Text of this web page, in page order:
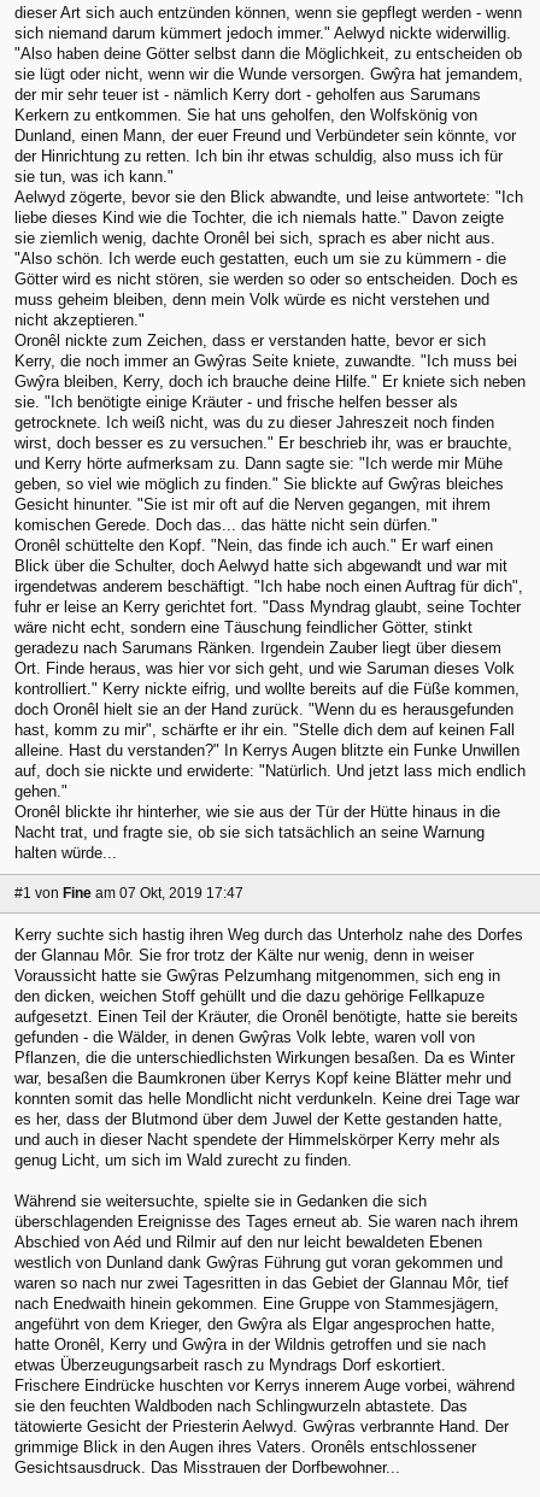
dieser Art sich auch entzünden können, wenn sie gepflegt werden - wenn
sich niemand darum kümmert jedoch immer." Aelwyd nickte widerwillig.
"Also haben deine Götter selbst dann die Möglichkeit, zu entscheiden ob
sie lügt oder nicht, wenn wir die Wunde versorgen. Gwŷra hat jemandem,
der mir sehr teuer ist - nämlich Kerry dort - geholfen aus Sarumans
Kerkern zu entkommen. Sie hat uns geholfen, den Wolfskönig von
Dunland, einen Mann, der euer Freund und Verbündeter sein könnte, vor
der Hinrichtung zu retten. Ich bin ihr etwas schuldig, also muss ich für
sie tun, was ich kann."
Aelwyd zögerte, bevor sie den Blick abwandte, und leise antwortete: "Ich
liebe dieses Kind wie die Tochter, die ich niemals hatte." Davon zeigte
sie ziemlich wenig, dachte Oronêl bei sich, sprach es aber nicht aus.
"Also schön. Ich werde euch gestatten, euch um sie zu kümmern - die
Götter wird es nicht stören, sie werden so oder so entscheiden. Doch es
muss geheim bleiben, denn mein Volk würde es nicht verstehen und
nicht akzeptieren."
Oronêl nickte zum Zeichen, dass er verstanden hatte, bevor er sich
Kerry, die noch immer an Gwŷras Seite kniete, zuwandte. "Ich muss bei
Gwŷra bleiben, Kerry, doch ich brauche deine Hilfe." Er kniete sich neben
sie. "Ich benötigte einige Kräuter - und frische helfen besser als
getrocknete. Ich weiß nicht, was du zu dieser Jahreszeit noch finden
wirst, doch besser es zu versuchen." Er beschrieb ihr, was er brauchte,
und Kerry hörte aufmerksam zu. Dann sagte sie: "Ich werde mir Mühe
geben, so viel wie möglich zu finden." Sie blickte auf Gwŷras bleiches
Gesicht hinunter. "Sie ist mir oft auf die Nerven gegangen, mit ihrem
komischen Gerede. Doch das... das hätte nicht sein dürfen."
Oronêl schüttelte den Kopf. "Nein, das finde ich auch." Er warf einen
Blick über die Schulter, doch Aelwyd hatte sich abgewandt und war mit
irgendetwas anderem beschäftigt. "Ich habe noch einen Auftrag für dich",
fuhr er leise an Kerry gerichtet fort. "Dass Myndrag glaubt, seine Tochter
wäre nicht echt, sondern eine Täuschung feindlicher Götter, stinkt
geradezu nach Sarumans Ränken. Irgendein Zauber liegt über diesem
Ort. Finde heraus, was hier vor sich geht, und wie Saruman dieses Volk
kontrolliert." Kerry nickte eifrig, und wollte bereits auf die Füße kommen,
doch Oronêl hielt sie an der Hand zurück. "Wenn du es herausgefunden
hast, komm zu mir", schärfte er ihr ein. "Stelle dich dem auf keinen Fall
alleine. Hast du verstanden?" In Kerrys Augen blitzte ein Funke Unwillen
auf, doch sie nickte und erwiderte: "Natürlich. Und jetzt lass mich endlich
gehen."
Oronêl blickte ihr hinterher, wie sie aus der Tür der Hütte hinaus in die
Nacht trat, und fragte sie, ob sie sich tatsächlich an seine Warnung
halten würde...
#1 von Fine am 07 Okt, 2019 17:47
Kerry suchte sich hastig ihren Weg durch das Unterholz nahe des Dorfes
der Glannau Môr. Sie fror trotz der Kälte nur wenig, denn in weiser
Voraussicht hatte sie Gwŷras Pelzumhang mitgenommen, sich eng in
den dicken, weichen Stoff gehüllt und die dazu gehörige Fellkapuze
aufgesetzt. Einen Teil der Kräuter, die Oronêl benötigte, hatte sie bereits
gefunden - die Wälder, in denen Gwŷras Volk lebte, waren voll von
Pflanzen, die die unterschiedlichsten Wirkungen besaßen. Da es Winter
war, besaßen die Baumkronen über Kerrys Kopf keine Blätter mehr und
konnten somit das helle Mondlicht nicht verdunkeln. Keine drei Tage war
es her, dass der Blutmond über dem Juwel der Kette gestanden hatte,
und auch in dieser Nacht spendete der Himmelskörper Kerry mehr als
genug Licht, um sich im Wald zurecht zu finden.
Während sie weitersuchte, spielte sie in Gedanken die sich
überschlagenden Ereignisse des Tages erneut ab. Sie waren nach ihrem
Abschied von Aéd und Rilmir auf den nur leicht bewaldeten Ebenen
westlich von Dunland dank Gwŷras Führung gut voran gekommen und
waren so nach nur zwei Tagesritten in das Gebiet der Glannau Môr, tief
nach Enedwaith hinein gekommen. Eine Gruppe von Stammesjägern,
angeführt von dem Krieger, den Gwŷra als Elgar angesprochen hatte,
hatte Oronêl, Kerry und Gwŷra in der Wildnis getroffen und sie nach
etwas Überzeugungsarbeit rasch zu Myndrags Dorf eskortiert.
Frischere Eindrücke huschten vor Kerrys innerem Auge vorbei, während
sie den feuchten Waldboden nach Schlingwurzeln abtastete. Das
tätowierte Gesicht der Priesterin Aelwyd. Gwŷras verbrannte Hand. Der
grimmige Blick in den Augen ihres Vaters. Oronêls entschlossener
Gesichtsausdruck. Das Misstrauen der Dorfbewohner...